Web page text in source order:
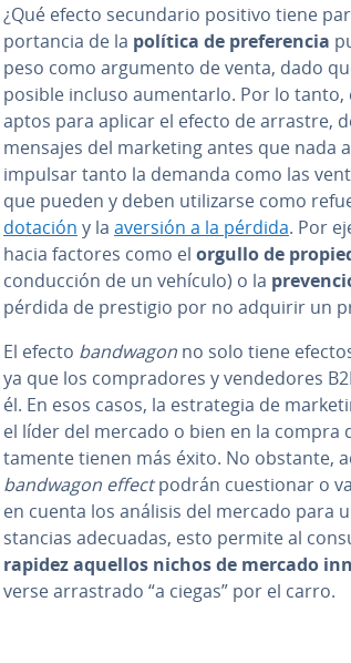
¿Qué efecto se­cu­n­da­rio positivo tiene
po­r­ta­n­cia de la política de pre­fe­re­n­cia
peso como argumento de venta, dado
posible incluso au­me­n­tar­lo. Por lo
aptos para aplicar el efecto de arrastre,
mensajes del marketing antes que nada
impulsar tanto la demanda como las
que pueden y deben uti­li­zar­se como
dotación y la aversión a la pérdida. Por
hacia factores como el orgullo de
co­n­du­c­ción de un vehículo) o la
pérdida de prestigio por no adquirir un
El efecto bandwagon no solo tiene
ya que los co­m­pra­do­res y ve­n­de­do­res
él. En esos casos, la es­tra­te­gia de
el líder del mercado o bien en la
ta­me­n­te tienen más éxito. No obstante,
bandwagon effectpodrán cue­s­tio­nar o
en cuenta los análisis del mercado para
s­ta­n­cias adecuadas, esto permite al
rapidez aquellos nichos de mercado
verse arra­s­tra­do “a ciegas” por el carro.